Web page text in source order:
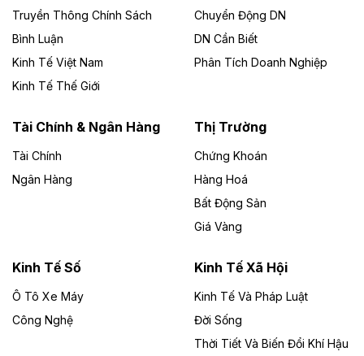
Công ty TNHH Năng lượng môi trường Bắc Giang làm
Theo vietnamfinance.vn
Đức Long Gia Lai mở rộng ‘hệ sinh thái’
Lai
Bốn doanh nghiệp có sự góp vốn của Công ty Cổ
phần Tập đoàn Đức Long Gia Lai (HoSE: DLG) được
Gia Lai với tổng vốn hơn 4.750 tỷ đồng.
Đồng Nai cho thuê gần 59 ha đất làm khu
công nghiệp ở Long Thành
UBND TP Đồng Nai cho Công ty Amata thuê gần 59 ha
đất để đầu tư khu công nghiệp công nghệ cao Long
Truyền Thông Chính Sách
Bình Luận
Kinh Tế Việt Nam
Kinh Tế Thế Giới
Chuyển Động DN
DN Cần Biết
Phân Tích Doanh Nghiệp
Tài Chính & Ngân Hàng
Tài Chính
Ngân Hàng
Thị Trường
Chứng Khoán
Hàng Hoá
Bất Động Sản
Giá Vàng
Kinh Tế Số
Ô Tô Xe Máy
Công Nghệ
Kinh Tế Xã Hội
Kinh Tế Và Pháp Luật
Đời Sống
Thời Tiết Và Biến Đổi Khí Hậu